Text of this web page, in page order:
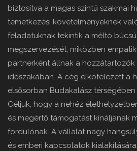
biztosítva a magas szintű szakmai
temetkezési követelményeknek
feladatuknak tekintik a méltó
megszervezését, miközben
partnerként állnak a
időszakában. A cég elkötelezett a
elsősorban Budakalász
Céljuk, hogy a nehéz
és megértő támogatást kínáljanak
fordulónak. A vállalat nagy
és emberi kapcsolatok